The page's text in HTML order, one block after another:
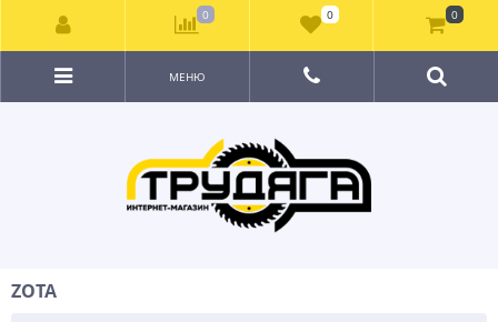
МЕНЮ
ZOTA
0 0 0